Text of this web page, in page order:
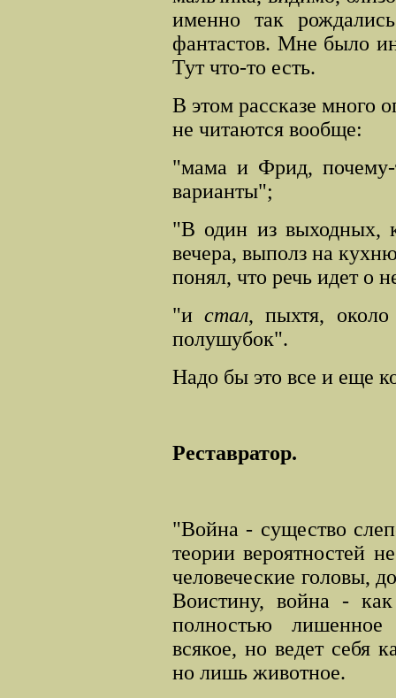
именно так
фантастов. Мне было
Тут что-то есть.
В этом рассказе много
не читаются вообще:
"мама и Фрид,
варианты";
"В один из выходных,
вечера, выполз на
понял, что речь идет о
"истал, пыхтя,
полушубок".
Надо бы это все и еще
Реставратор.
"Война - существо
теории вероятностей
человеческие головы,
Воистину, война -
полностью лишенное
всякое, но ведет себя
но лишь животное.